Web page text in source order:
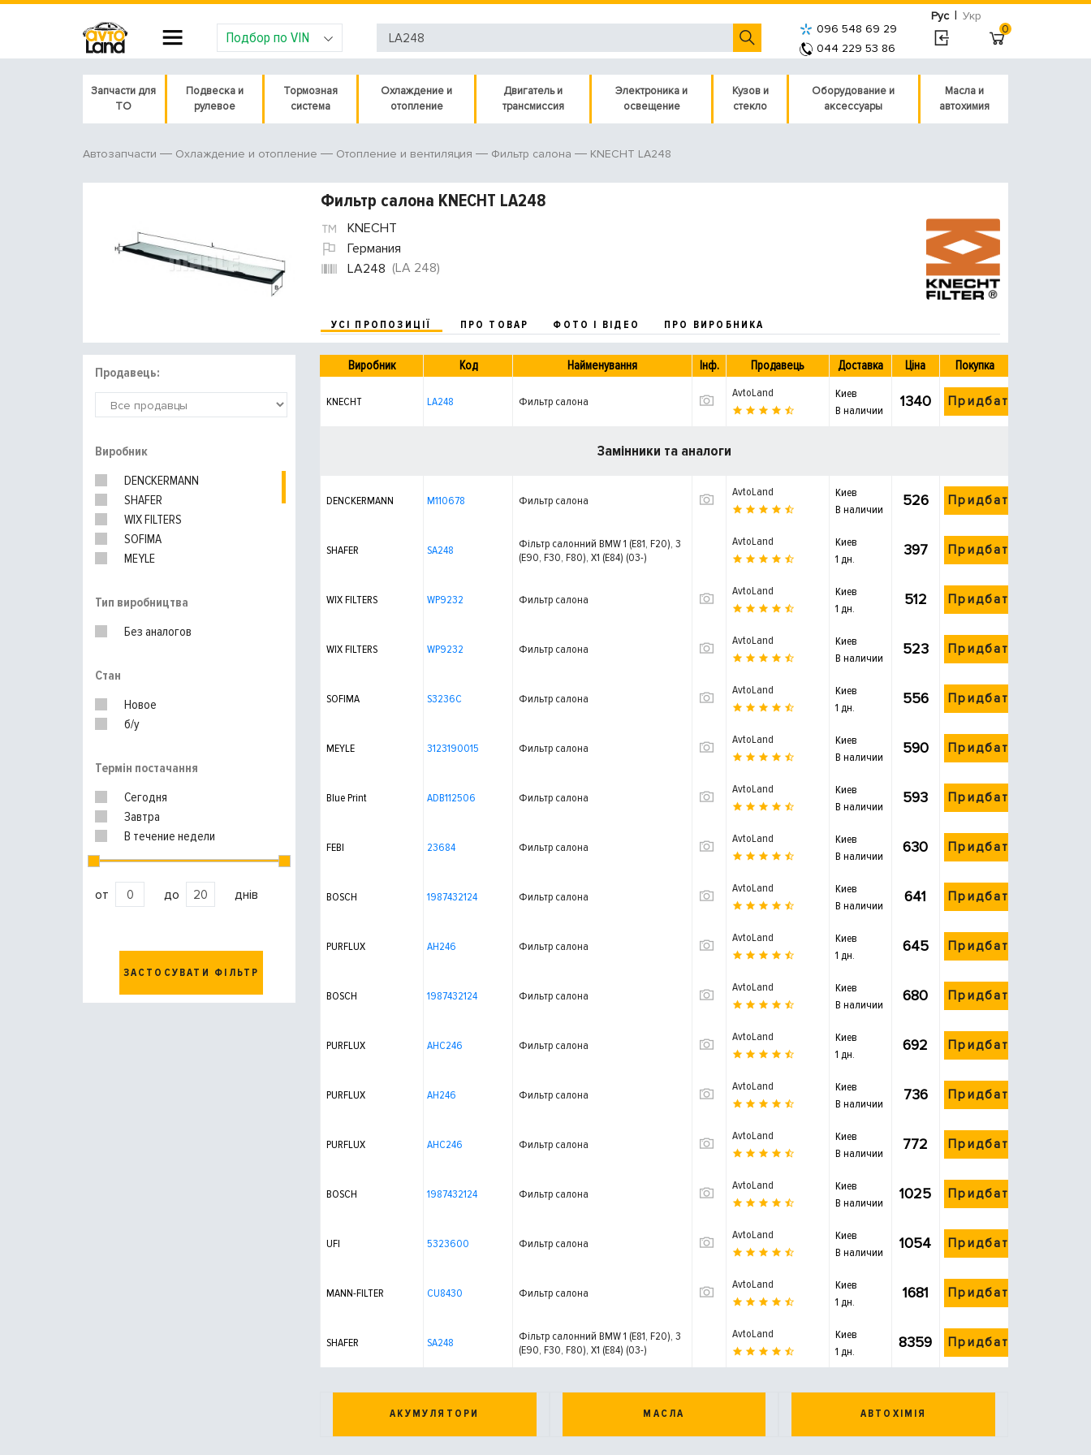
Рус | Укр
Подбор по VIN
096 548 69 29
044 229 53 86
0
Запчасти для
ТО
Подвеска и
рулевое
Тормозная
система
Охлаждение и
отопление
Двигатель и
трансмиссия
Электроника и
освещение
Кузов и
стекло
Оборудование и
аксессуары
Масла и
автохимия
Автозапчасти Охлаждение и отопление Отопление и вентиляция Фильтр салона KNECHT LA248
Фильтр салона KNECHT LA248
KNECHT
Германия
LA248 (LA 248)
УСІ ПРОПОЗИЦІЇ ПРО ТОВАР ФОТО І ВІДЕО ПРО ВИРОБНИКА
Продавець:
Виробник
DENCKERMANN
SHAFER
WIX FILTERS
SOFIMA
MEYLE
FEBI
BOSCH
Тип виробництва
Без аналогов
Стан
Новое
б/у
Термін постачання
Сегодня
Завтра
В течение недели
от до днів
ЗАСТОСУВАТИ ФІЛЬТР
Виробник Код Найменування Інф. Продавець Доставка Ціна Покупка
KNECHT LA248 Фильтр салона
AvtoLand
Киев
В наличии
1340 Придбати
Замінники та аналоги
DENCKERMANN M110678 Фильтр салона
AvtoLand
Киев
В наличии
526 Придбати
SHAFER SA248
Фільтр салонний BMW 1 (E81, F20), 3
(E90, F30, F80), X1 (E84) (03-)
AvtoLand
Киев
1 дн.
397 Придбати
WIX FILTERS WP9232 Фильтр салона
AvtoLand
Киев
1 дн.
512 Придбати
WIX FILTERS WP9232 Фильтр салона
AvtoLand
Киев
В наличии
523 Придбати
SOFIMA S3236C Фильтр салона
AvtoLand
Киев
1 дн.
556 Придбати
MEYLE 3123190015 Фильтр салона
AvtoLand
Киев
В наличии
590 Придбати
Blue Print ADB112506 Фильтр салона
AvtoLand
Киев
В наличии
593 Придбати
FEBI 23684 Фильтр салона
AvtoLand
Киев
В наличии
630 Придбати
BOSCH 1987432124 Фильтр салона
AvtoLand
Киев
В наличии
641 Придбати
PURFLUX AH246 Фильтр салона
AvtoLand
Киев
1 дн.
645 Придбати
BOSCH 1987432124 Фильтр салона
AvtoLand
Киев
В наличии
680 Придбати
PURFLUX AHC246 Фильтр салона
AvtoLand
Киев
1 дн.
692 Придбати
PURFLUX AH246 Фильтр салона
AvtoLand
Киев
В наличии
736 Придбати
PURFLUX AHC246 Фильтр салона
AvtoLand
Киев
В наличии
772 Придбати
BOSCH 1987432124 Фильтр салона
AvtoLand
Киев
В наличии
1025 Придбати
UFI 5323600 Фильтр салона
AvtoLand
Киев
В наличии
1054 Придбати
MANN-FILTER CU8430 Фильтр салона
AvtoLand
Киев
1 дн.
1681 Придбати
SHAFER SA248
Фільтр салонний BMW 1 (E81, F20), 3
(E90, F30, F80), X1 (E84) (03-)
AvtoLand
Киев
1 дн.
8359 Придбати
АКУМУЛЯТОРИ МАСЛА АВТОХІМІЯ